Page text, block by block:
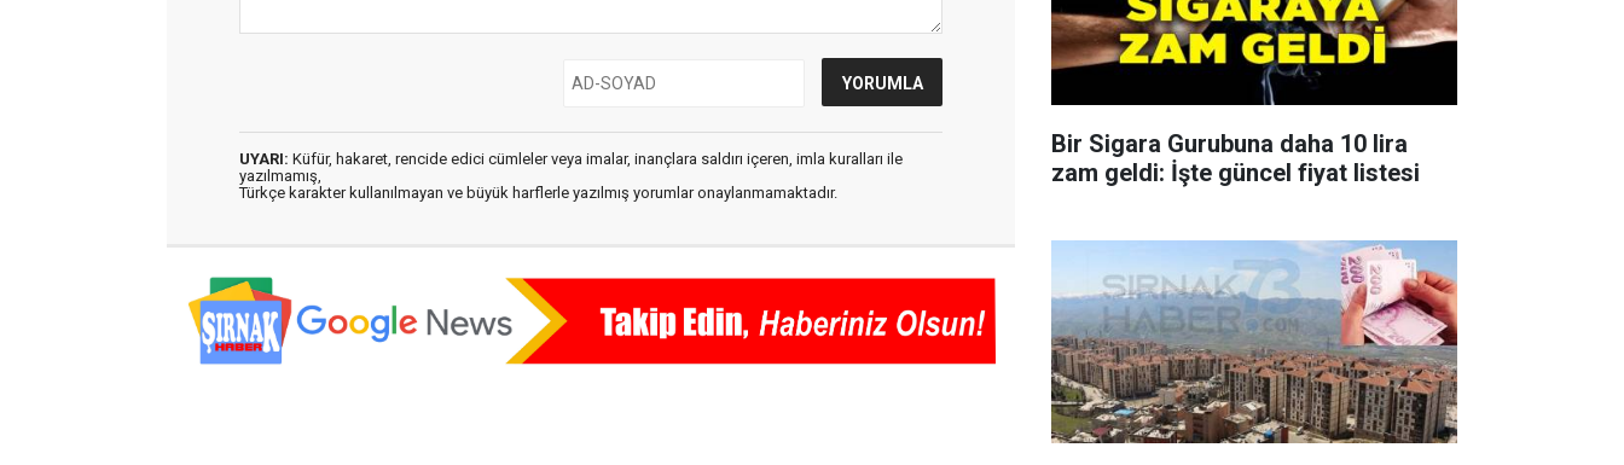
UYARI: Küfür, hakaret, rencide edici cümleler veya imalar, inançlara saldırı içeren, imla kuralları ile
yazılmamış,
Türkçe karakter kullanılmayan ve büyük harflerle yazılmış yorumlar onaylanmamaktadır.
Bir Sigara Gurubuna daha 10 lira
zam geldi: İşte güncel fiyat listesi